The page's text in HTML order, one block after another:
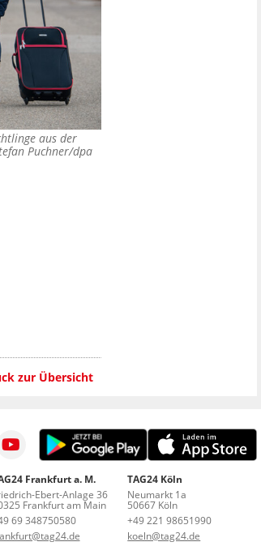
aus der
Puchner/dpa
zur Übersicht
Frankfurt a. M.
Ebert-Anlage 36
Frankfurt am Main
69 348750580
TAG24 Köln
Neumarkt 1a
50667 Köln
+49 221 98651990
koeln@tag24.de